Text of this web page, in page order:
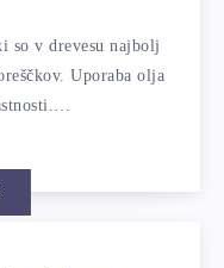
so v drevesu najbolj
Uporaba olja